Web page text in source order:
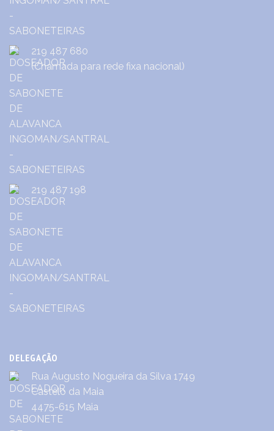
219 487 680
(Chamada para rede fixa nacional)
219 487 198
DELEGAÇÃO
Rua Augusto Nogueira da Silva 1749
Castêlo da Maia
4475-615 Maia